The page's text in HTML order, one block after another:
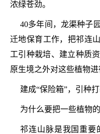
浓绿苍劲。
40多年间，龙渠种子
迁地保育工作，把祁连
工引种栽培、建立种质
原生境之外对这些植物进
建成“保险箱”，引种
为什么要把一些植物的
祁连山脉是我国重要